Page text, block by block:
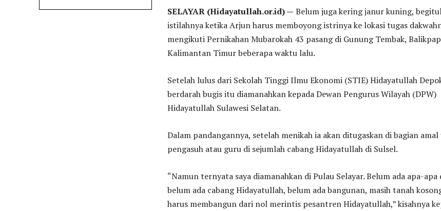
SELAYAR (Hidayatullah.or.id) — Belum juga kering janur kuning,
istilahnya ketika Arjun harus memboyong istrinya ke lokasi tugas
mengikuti Pernikahan Mubarokah 43 pasang di Gunung Tembak,
Kalimantan Timur beberapa waktu lalu.
Setelah lulus dari Sekolah Tinggi Ilmu Ekonomi (STIE) Hidayatullah
berdarah bugis itu diamanahkan kepada Dewan Pengurus Wilayah (DPW)
Hidayatullah Sulawesi Selatan.
Dalam pandangannya, setelah menikah ia akan ditugaskan di bagian amal
pengasuh atau guru di sejumlah cabang Hidayatullah di Sulsel.
“Namun ternyata saya diamanahkan di Pulau Selayar. Belum ada apa-apa
belum ada cabang Hidayatullah, belum ada bangunan, masih tanah
harus membangun dari nol merintis pesantren Hidayatullah,” kisahnya